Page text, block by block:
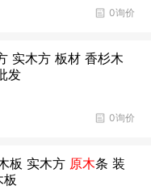
0询价
实木方 板材 香杉木
发
0询价
板 实木方 原木条 装